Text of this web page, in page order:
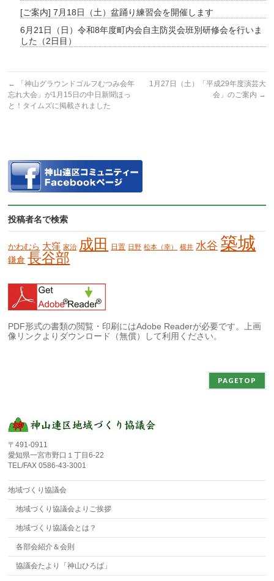
[ご案内] 7月18日（土）盆踊り練習会を開催します
6月21日（日）令和8年度町内会自主防災会班別研修会を行いま
した（2日目）
←
「神山グラウンドゴルフむつみ会年
忘れ大会」が1月15日の中日新聞ほっ
と！タイムズに掲載されました
1月27日（土）「平成29年度演芸大
会」のご案内 →
投稿者名で検索
かわむら 大窪 家治 成田 日置 日野 松本（幸） 横井 水谷 築城
鎌倉 長谷部
PDF形式の書類の閲覧・印刷にはAdobe Readerが必要です。上画
像リンクよりダウンロード（無償）して利用ください。
PAGETOP
〒491-0911
愛知県一宮市野口１丁目6-22
TEL/FAX 0586-43-3001
地域づくり協議会
地域づくり協議会よりご挨拶
地域づくり協議会とは？
各部会紹介＆会則
協議会たより「神山ひろば」